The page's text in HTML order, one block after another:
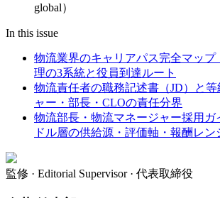
global）
In this issue
物流業界のキャリアパス完全マップ
理の3系統と役員到達ルート
物流責任者の職務記述書（JD）と
ャー・部長・CLOの責任分界
物流部長・物流マネージャー採用ガ
ドル層の供給源・評価軸・報酬レン
監修 · Editorial Supervisor · 代表取締役